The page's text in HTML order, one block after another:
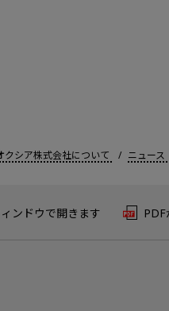
クシア株式会社について ニュース
ンドウで開きます